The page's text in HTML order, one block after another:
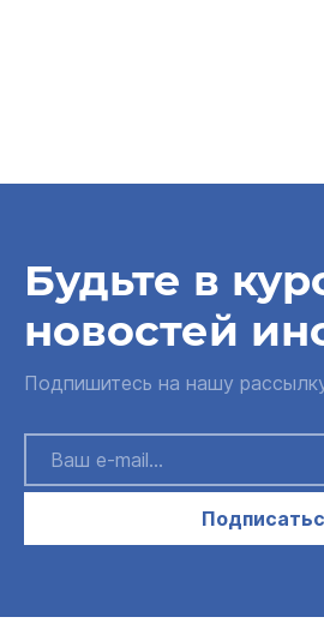
Будьте в
новостей
Подпишитесь на нашу